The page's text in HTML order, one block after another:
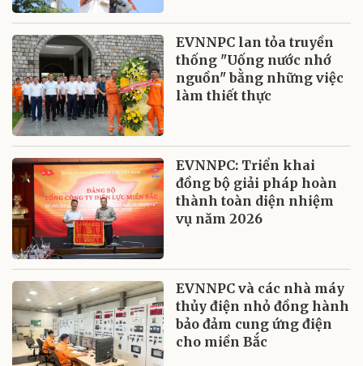
EVNNPC lan tỏa truyền
thống "Uống nước nhớ
nguồn" bằng những việc
làm thiết thực
EVNNPC: Triển khai
đồng bộ giải pháp hoàn
thành toàn diện nhiệm
vụ năm 2026
EVNNPC và các nhà máy
thủy điện nhỏ đồng hành
bảo đảm cung ứng điện
cho miền Bắc